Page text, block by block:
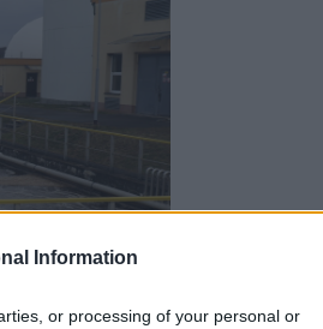
Information
or processing of your personal or